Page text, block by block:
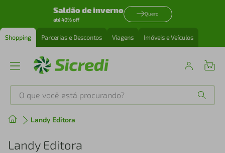
Saldão de inverno
até 40% off
Quero
Shopping Parcerias e Descontos Viagens Imóveis e Veículos
O que você está procurando?
Landy Editora
Landy Editora
Produtos mais buscados
tenis